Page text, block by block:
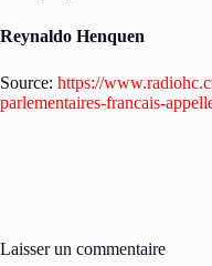
Reynaldo Henquen
Source: https://
parlementaires-francais-
Laisser un commentaire